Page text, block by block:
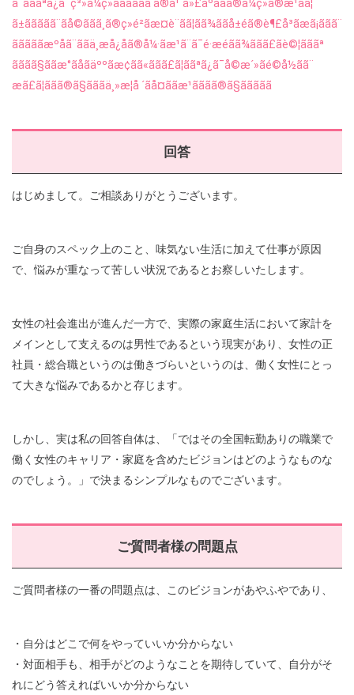
回答
はじめまして。ご相談ありがとうございます。
ご自身のスペック上のこと、味気ない生活に加えて仕事が原因
で、悩みが重なって苦しい状況であるとお察しいたします。
女性の社会進出が進んだ一方で、実際の家庭生活において家計を
メインとして支えるのは男性であるという現実があり、女性の正
社員・総合職というのは働きづらいというのは、働く女性にとっ
て大きな悩みであるかと存じます。
しかし、実は私の回答自体は、「ではその全国転勤ありの職業で
働く女性のキャリア・家庭を含めたビジョンはどのようなものな
のでしょう。」で決まるシンプルなものでございます。
ご質問者様の問題点
ご質問者様の一番の問題点は、このビジョンがあやふやであり、
・自分はどこで何をやっていいか分からない
・対面相手も、相手がどのようなことを期待していて、自分がそ
れにどう答えればいいか分からない